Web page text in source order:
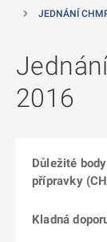
JEDNÁNÍ
2016
Důležité
přípravky
Kladná